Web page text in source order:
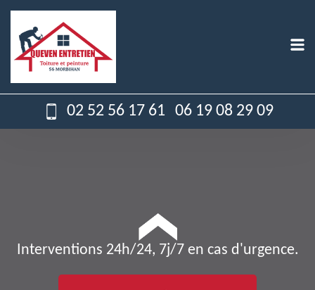
02 52 56 17 61 06 19 08 29 09
Interventions 24h/24, 7j/7 en cas d'urgence.